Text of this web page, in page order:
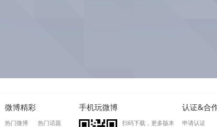
微博精彩
热门微博 热门话题
手机玩微博
扫码下载，更多版本
认证&合
申请认证